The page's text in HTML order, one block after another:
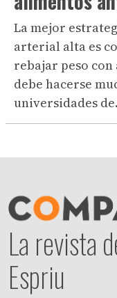
La mejor
arterial alta es
rebajar peso
debe hacerse
universidades
La revista
Espriu